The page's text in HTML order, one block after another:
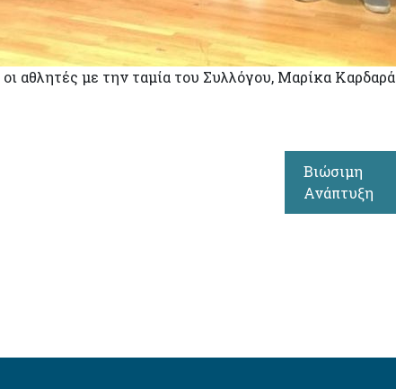
αθλητές με την ταμία του Συλλόγου, Μαρίκα Καρδαρά
Βιώσιμη
Ανάπτυξη